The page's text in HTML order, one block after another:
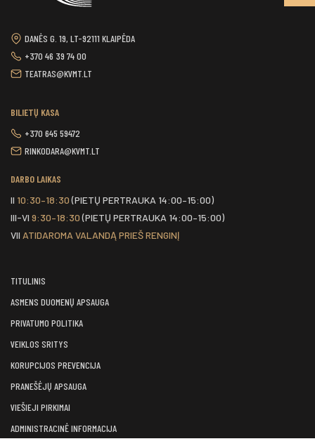
DANĖS G. 19, LT-92111 KLAIPĖDA
+370 46 39 74 00
TEATRAS@KVMT.LT
BILIETŲ KASA
+370 645 59472
RINKODARA@KVMT.LT
DARBO LAIKAS
II 10:30–18:30(PIETŲ PERTRAUKA 14:00–15:00)
III-VI 9:30–18:30(PIETŲ PERTRAUKA 14:00–15:00)
VII ATIDAROMA VALANDĄ PRIEŠ RENGINĮ
TITULINIS
ASMENS DUOMENŲ APSAUGA
PRIVATUMO POLITIKA
VEIKLOS SRITYS
KORUPCIJOS PREVENCIJA
PRANEŠĖJŲ APSAUGA
VIEŠIEJI PIRKIMAI
ADMINISTRACINĖ INFORMACIJA